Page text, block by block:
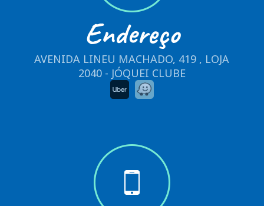
Endereço
AVENIDA LINEU MACHADO, 419 , LOJA
2040 - JÓQUEI CLUBE